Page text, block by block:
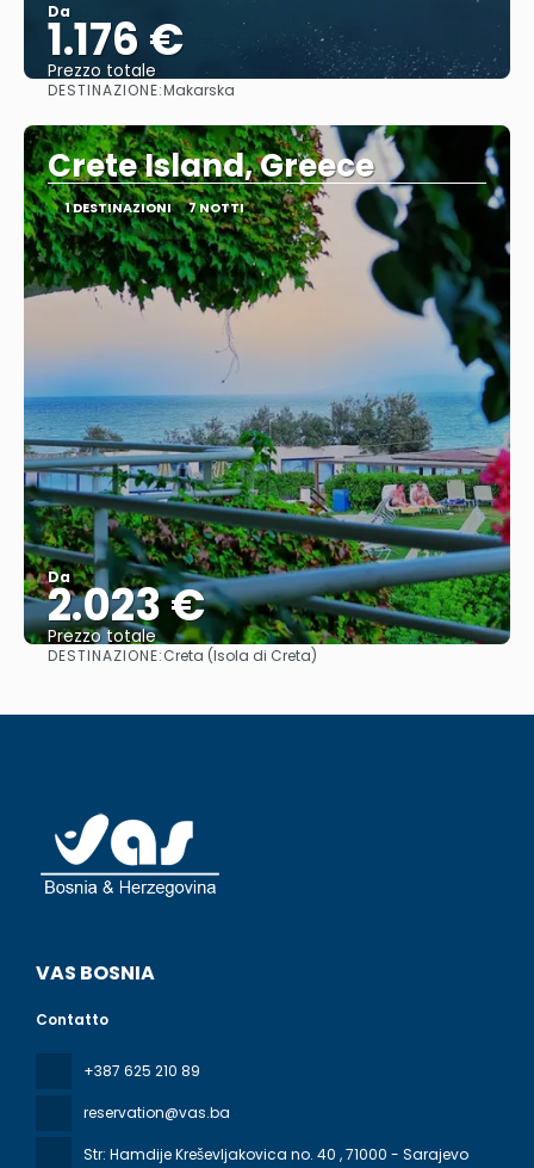
Da
1.176 €
Prezzo totale
DESTINAZIONE:Makarska
Crete Island, Greece
1 DESTINAZIONI 7 NOTTI
Da
2.023 €
Prezzo totale
Vedere
DESTINAZIONE:Creta (Isola di Creta)
VAS BOSNIA
Contatto
+387 625 210 89
reservation@vas.ba
Str: Hamdije Kreševljakovica no. 40 , 71000 - Sarajevo